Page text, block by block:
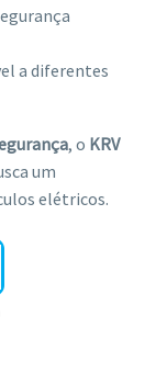
a diferentes
, o KRV
um
elétricos.